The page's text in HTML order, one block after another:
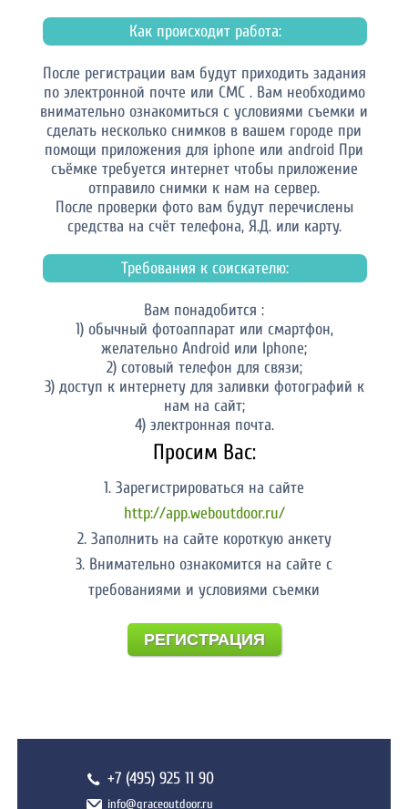
Как происходит работа:
После регистрации вам будут приходить задания
по электронной почте или СМС . Вам необходимо
внимательно ознакомиться с условиями съемки и
сделать несколько снимков в вашем городе при
помощи приложения для iphone или android При
съёмке требуется интернет чтобы приложение
отправило снимки к нам на сервер.
После проверки фото вам будут перечислены
средства на счёт телефона, Я.Д. или карту.
Требования к соискателю:
Вам понадобится :
1) обычный фотоаппарат или смартфон,
желательно Android или Iphone;
2) сотовый телефон для связи;
3) доступ к интернету для заливки фотографий к
нам на сайт;
4) электронная почта.
Просим Вас:
1. Зарегистрироваться на сайте
http://app.weboutdoor.ru/
2. Заполнить на сайте короткую анкету
3. Внимательно ознакомится на сайте с
требованиями и условиями съемки
РЕГИСТРАЦИЯ
+7 (495) 925 11 90
info@graceoutdoor.ru